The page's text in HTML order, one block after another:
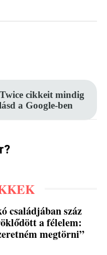
cikkeit mindig
a Google-ben
családjában száz
a félelem:
megtörni”